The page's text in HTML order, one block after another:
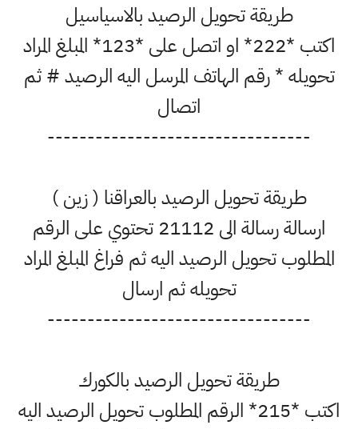
طريقة تحويل الرصيد بالاسياسيل
اكتب *222* او اتصل على *123* المبلغ المراد
تحويله * رقم الهاتف المرسل اليه الرصيد # ثم
اتصال
---------------------------------
طريقة تحويل الرصيد بالعراقنا ( زين )
ارسالة رسالة الى 21112 تحتوي على الرقم
المطلوب تحويل الرصيد اليه ثم فراغ المبلغ المراد
تحويله ثم ارسال
---------------------------------
طريقة تحويل الرصيد بالكورك
اكتب *215* الرقم المطلوب تحويل الرصيد اليه